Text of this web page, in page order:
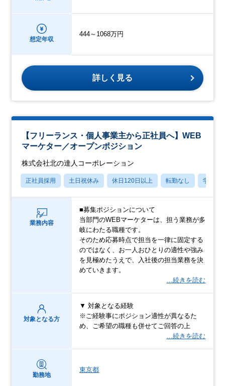
想定年収
444～1068万円
詳しく見る
【フリーランス・個人事業主から正社員へ】WEB
マーケター／オープンポジション
株式会社北の達人コーポレーション
正社員採用 土日祝休み 休日120日以上 転勤なし 学歴不
業務内容
■募集ポジションについて
当部門のWEBマーケターは、担う業務が多
岐にわたる職種です。
そのため応募時点で担当を一律に固定する
のではなく、お一人おひとりの適性や強み
を見極めたうえで、入社後の担当業務を決
めていきます。
…続きを読む
対象となる方
▼ 対象となる経験
※ご経験事にポジション適性が異なるた
め、ご希望の職種も併せてご回答の上
…続きを読む
勤務地
東京都